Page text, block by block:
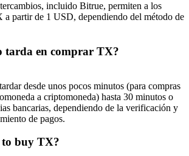
incluido Bitrue, permiten a los
a partir de 1 USD, dependiendo del método de
tarda en comprar TX?
desde unos pocos minutos (para compras
a criptomoneda) hasta 30 minutos o
bancarias, dependiendo de la verificación y
de pagos.
buy TX?